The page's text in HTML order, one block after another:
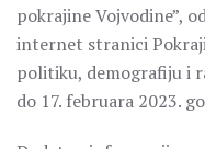
pokrajine Vojvodine”,
internet stranici
politiku, demografiju i
do 17. februara 2023.